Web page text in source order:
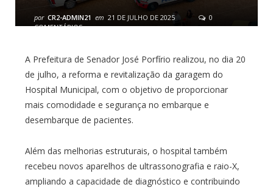
por CR2-ADMIN21 em 21 DE JULHO DE 2025
0
COMENTÁRIOS
A Prefeitura de Senador José Porfírio realizou, no dia 20
de julho, a reforma e revitalização da garagem do
Hospital Municipal, com o objetivo de proporcionar
mais comodidade e segurança no embarque e
desembarque de pacientes.
Além das melhorias estruturais, o hospital também
recebeu novos aparelhos de ultrassonografia e raio-X,
ampliando a capacidade de diagnóstico e contribuindo